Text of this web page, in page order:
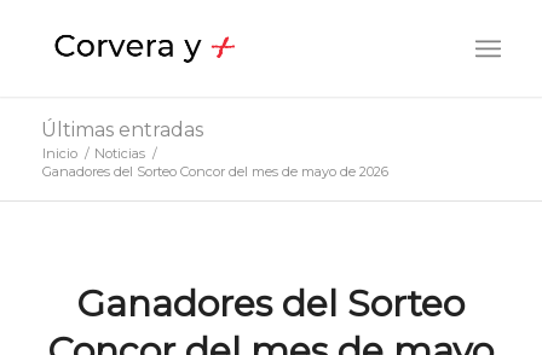
Últimas entradas
Inicio / Noticias /
Ganadores del Sorteo Concor del mes de mayo de 2026
Ganadores del Sorteo